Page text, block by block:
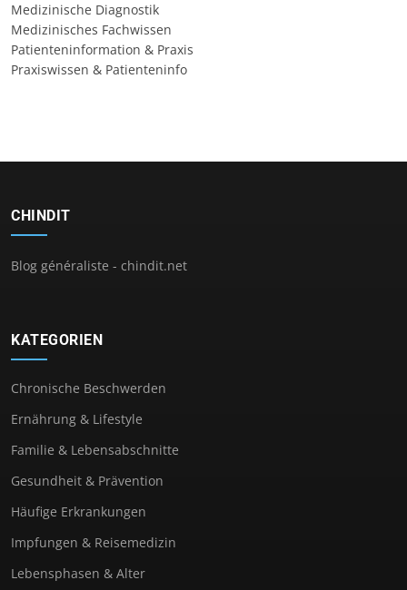
Medizinische Diagnostik
Medizinisches Fachwissen
Patienteninformation & Praxis
Praxiswissen & Patienteninfo
CHINDIT
Blog généraliste - chindit.net
KATEGORIEN
Chronische Beschwerden
Ernährung & Lifestyle
Familie & Lebensabschnitte
Gesundheit & Prävention
Häufige Erkrankungen
Impfungen & Reisemedizin
Lebensphasen & Alter